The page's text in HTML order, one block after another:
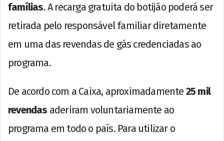
famílias. A recarga gratuita do botijão poderá ser
retirada pelo responsável familiar diretamente
em uma das revendas de gás credenciadas ao
programa.
De acordo com a Caixa, aproximadamente 25 mil
revendas aderiram voluntariamente ao
programa em todo o país. Para utilizar o